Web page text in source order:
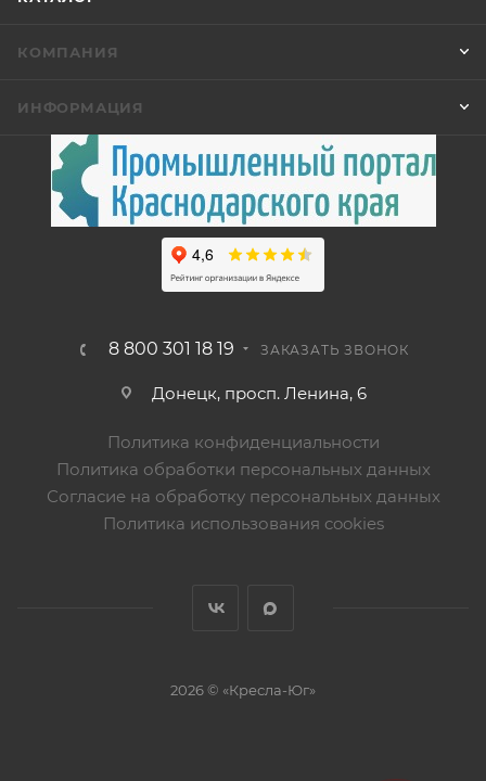
КОМПАНИЯ
ИНФОРМАЦИЯ
8 800 301 18 19 ЗАКАЗАТЬ ЗВОНОК
Донецк, просп. Ленина, 6
Политика конфиденциальности
Политика обработки персональных данных
Согласие на обработку персональных данных
Политика использования cookies
2026 © «Кресла-Юг»